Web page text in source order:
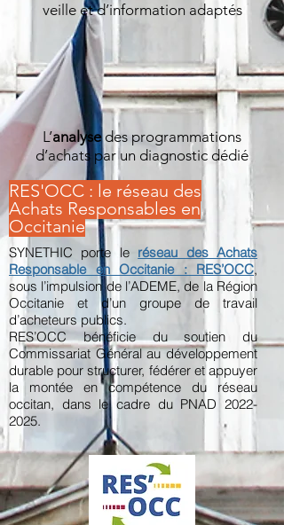
veille et d’information adaptés
L’analysedes programmations
d’achats par un diagnostic dédié
RES'OCC : le réseau des
Achats Responsables en
Occitanie
SYNETHIC porte le réseau des Achats
Responsable en Occitanie : RES’OCC,
sous l’impulsion de l’ADEME, de la Région
Occitanie et d’un groupe de travail
d’acheteurs publics.
RES’OCC bénéficie du soutien du
Commissariat Général au développement
durable pour structurer, fédérer et appuyer
la montée en compétence du réseau
occitan, dans le cadre du PNAD 2022-
2025.